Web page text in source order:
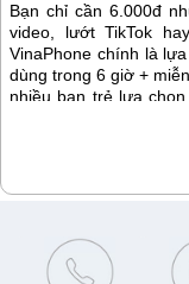
Bạn chỉ cần 6.000đ
video, lướt TikTok
VinaPhone chính là
dùng trong 6 giờ +
nhiều bạn trẻ lựa